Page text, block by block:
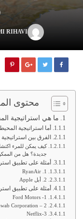
RIHAVI
محتوى
ما هي استراتيجية
أما استراتيجية
الفرق بين
كيف يمكن للمرء
جديدة؟ هل من
أمثلة على تطبيق
1. RyanAir
2. أبل Apple
أمثلة على تطبيق
1- Ford Motors
2 – Charles Schwab Corporation
3-Netflix